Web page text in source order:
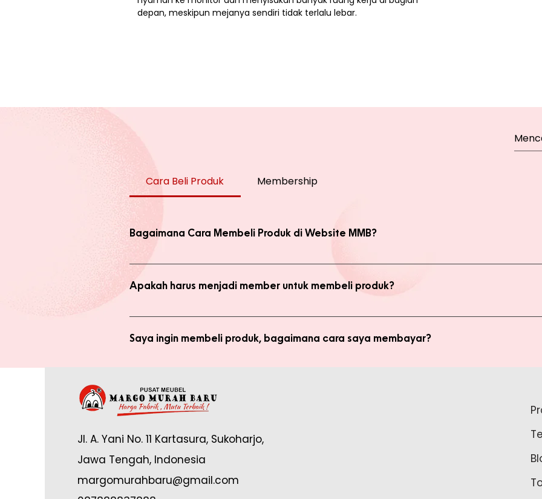
depan, meskipun mejanya sendiri tidak terlalu lebar.
Cara Beli Produk Membership
Bagaimana Cara Membeli Produk di Website MMB?
Ada 2 jenis produk yang ada di website, yaitu produk Member dan Non Member. Anda bisa melakukan
Apakah harus menjadi member untuk membeli produk?
Anda tidak perlu bergabung menjadi member untuk membeli produk MMB. Tetapi ada keuntungan
Saya ingin membeli produk, bagaimana cara saya membayar?
yang tertulis dan konfirmasikan kepada Admin.
Saya sudah jadi member tapi tidak bisa login ke Produk Member, apa yang harus saya
Admin di: https://wa.me/6287888837888 Tunggu waktu 24-48 jam untuk proses pembaruan data
Jl. A. Yani No. 11 Kartasura, Sukoharjo,
Jawa Tengah, Indonesia
margomurahbaru@gmail.com